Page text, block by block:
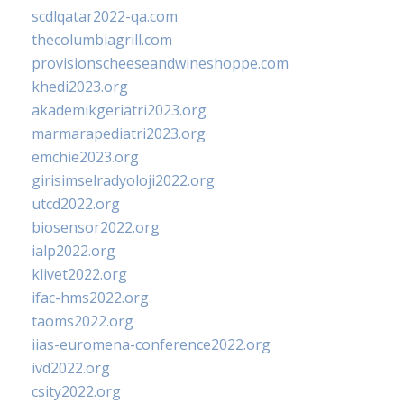
scdlqatar2022-qa.com
thecolumbiagrill.com
provisionscheeseandwineshoppe.com
khedi2023.org
akademikgeriatri2023.org
marmarapediatri2023.org
emchie2023.org
girisimselradyoloji2022.org
utcd2022.org
biosensor2022.org
ialp2022.org
klivet2022.org
ifac-hms2022.org
taoms2022.org
iias-euromena-conference2022.org
ivd2022.org
csity2022.org